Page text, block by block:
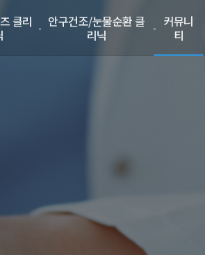
클리
안구건조/눈물순환 클
리닉
커뮤니
티